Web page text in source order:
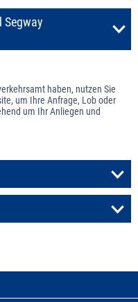
Segway
haben, nutzen Sie
um Ihre Anfrage, Lob oder
um Ihr Anliegen und